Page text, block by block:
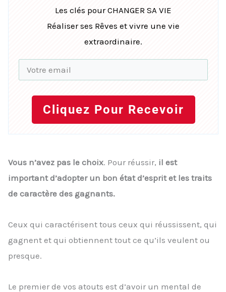
Les clés pour CHANGER SA VIE
Réaliser ses Rêves et vivre une vie
extraordinaire.
Cliquez Pour Recevoir
Vous n’avez pas le choix. Pour réussir, il est
important d’adopter un bon état d’esprit et les traits
de caractère des gagnants.
Ceux qui caractérisent tous ceux qui réussissent, qui
gagnent et qui obtiennent tout ce qu’ils veulent ou
presque.
Le premier de vos atouts est d’avoir un mental de